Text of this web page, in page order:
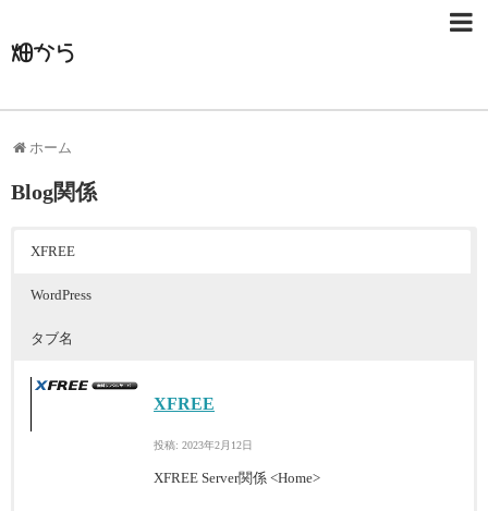
畑から
ホーム
Blog関係
XFREE
WordPress
タブ名
XFREE
投稿: 2023年2月12日
XFREE Server関係 <Home>